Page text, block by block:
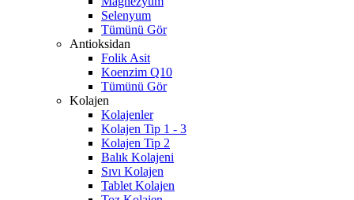
Selenyum
Tümünü Gör
Antioksidan
Folik Asit
Koenzim Q10
Tümünü Gör
Kolajen
Kolajenler
Kolajen Tip 1 - 3
Kolajen Tip 2
Balık Kolajeni
Sıvı Kolajen
Tablet Kolajen